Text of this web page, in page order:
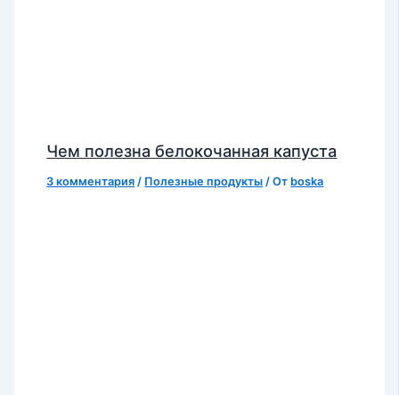
Чем полезна белокочанная капуста
3 комментария / Полезные продукты / От boska